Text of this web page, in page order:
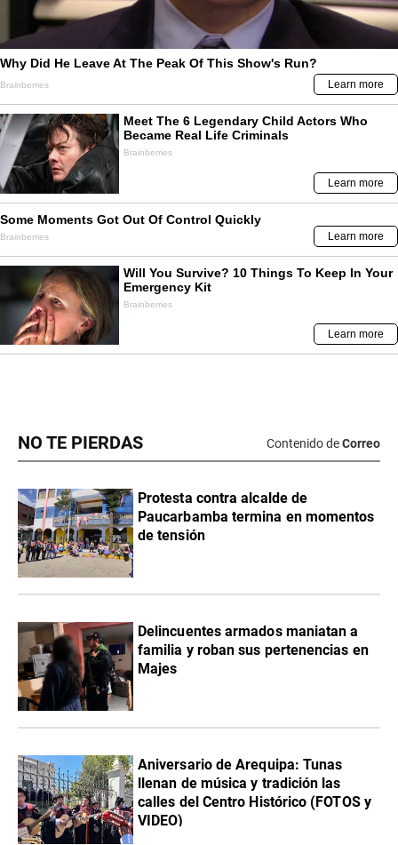
NO TE PIERDAS Contenido deCorreo
Protesta contra alcalde de
Paucarbamba termina en momentos
de tensión
Delincuentes armados maniatan a
familia y roban sus pertenencias en
Majes
Aniversario de Arequipa: Tunas
llenan de música y tradición las
calles del Centro Histórico (FOTOS y
VIDEO)